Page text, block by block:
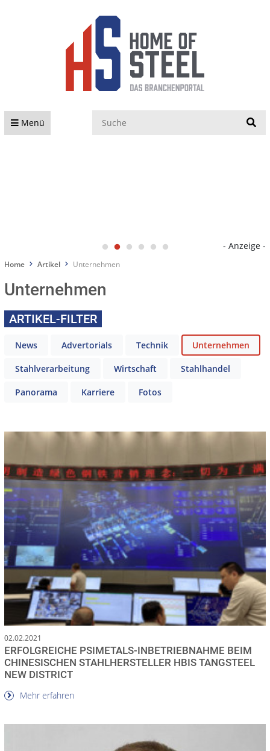
Menü
- Anzeige -
Home Artikel Unternehmen
Unternehmen
ARTIKEL-FILTER
News Advertorials Technik Unternehmen
Stahlverarbeitung Wirtschaft Stahlhandel
Panorama Karriere Fotos
02.02.2021
ERFOLGREICHE PSIMETALS-INBETRIEBNAHME BEIM
CHINESISCHEN STAHLHERSTELLER HBIS TANGSTEEL
NEW DISTRICT
Mehr erfahren